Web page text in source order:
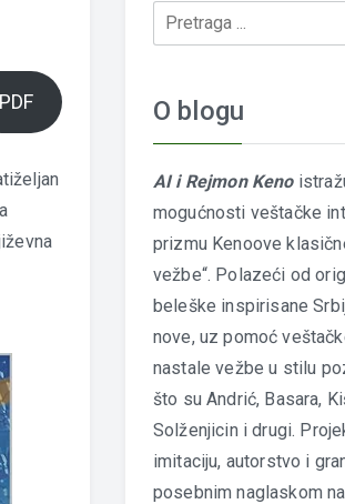
PDF O blogu
AI i Rejmon Keno
mogućnosti veštačke
prizmu Kenoove
vežbe“. Polazeći od
beleške inspirisane
nove, uz pomoć
nastale vežbe u stilu
što su Andrić, Basara,
Solženjicin i drugi.
imitaciju, autorstvo i
posebnim naglaskom